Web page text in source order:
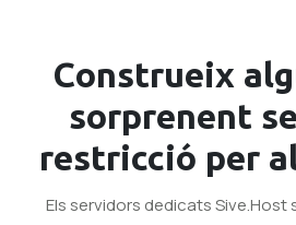
Construeix
sorprenent
restricció per
Els servidors dedicats Sive.Host